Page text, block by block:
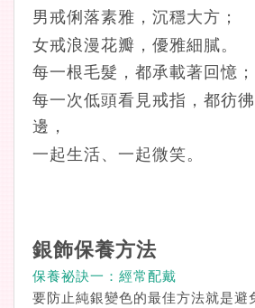
男戒俐落素雅，沉穩大方；
女戒浪漫花瓣，優雅細膩。
每一根毛髮，都承載著回憶；
每一次低頭看見戒指，都彷
邊，
一起生活、一起微笑。
銀飾保養方法
保養祕訣一：經常配戴
要防止純銀變色的最佳方法就是避